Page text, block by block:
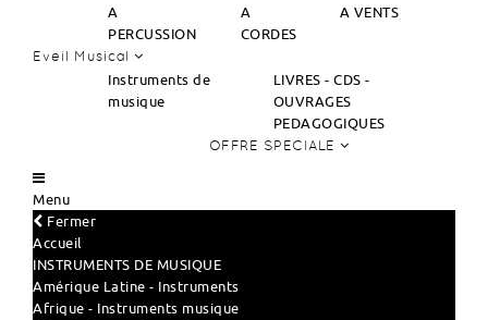
A
PERCUSSION
A
CORDES
A VENTS
Eveil Musical
Instruments de
musique
LIVRES - CDS -
OUVRAGES
PEDAGOGIQUES
OFFRE SPECIALE
Menu
Fermer
Accueil
INSTRUMENTS DE MUSIQUE
Amérique Latine - Instruments
Afrique - Instruments musique